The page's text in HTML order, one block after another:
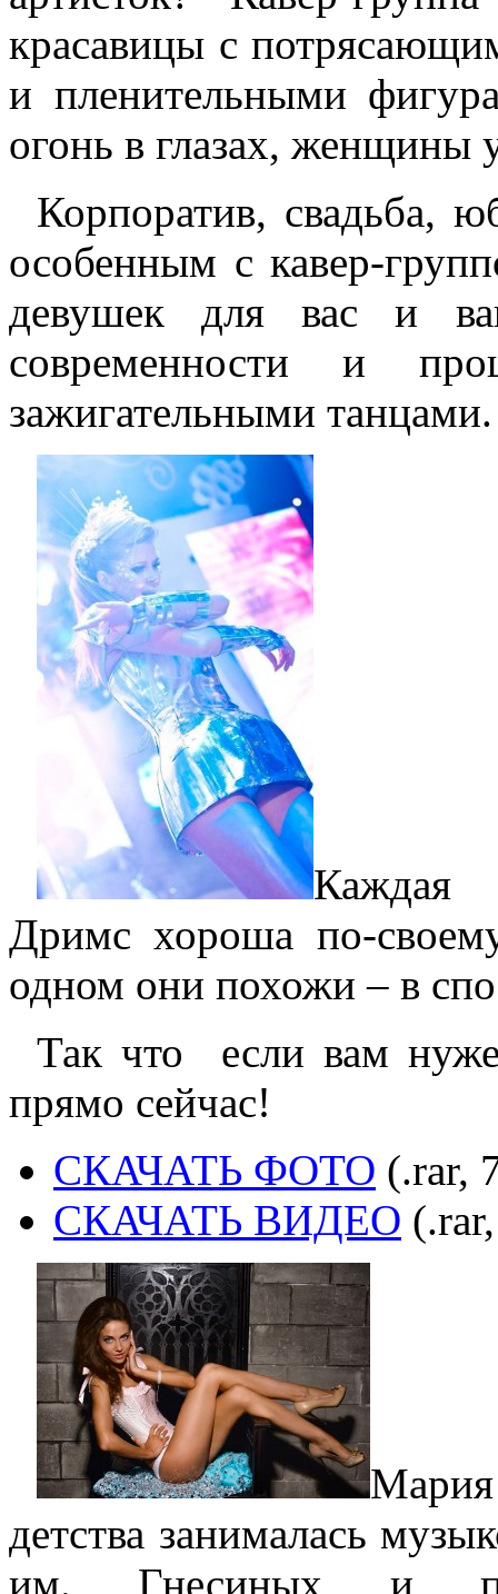
красавицы с
и пленительными
огонь в глазах, женщины
Корпоратив, свадьба,
особенным с кавер-
девушек для вас и
современности и
зажигательными танцами.
Каждая
Дримс хороша по-
одном они похожи – в
Так что если вам
прямо сейчас!
СКАЧАТЬ ФОТО (.rar,
СКАЧАТЬ ВИДЕО
детства занималась
им. Гнесиных и